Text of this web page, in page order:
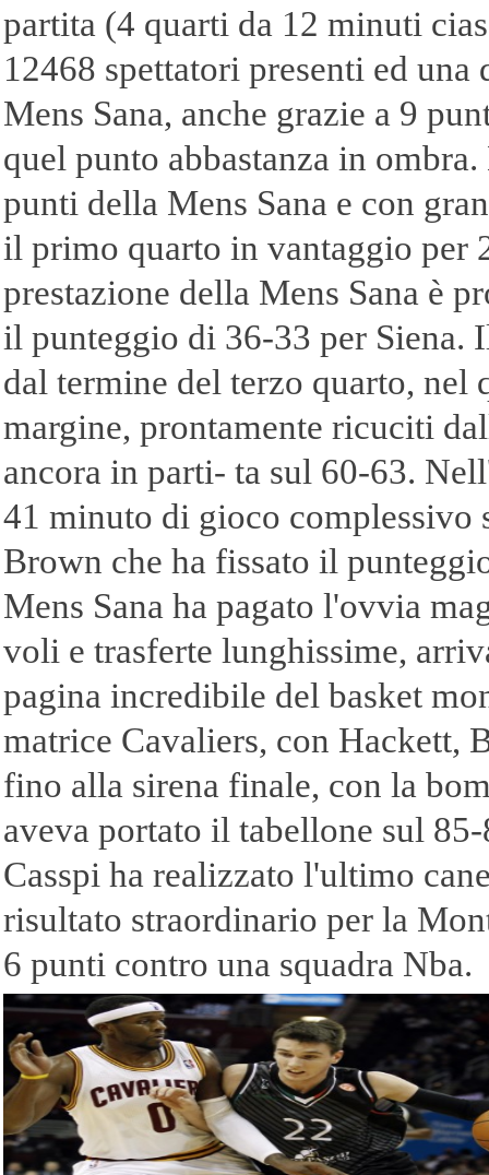
partita (4 quarti da 12 minuti
12468 spettatori presenti ed
Mens Sana, anche grazie a 9
quel punto abbastanza in
punti della Mens Sana e con
il primo quarto in vantaggio per
prestazione della Mens Sana è
il punteggio di 36-33 per Siena.
dal termine del terzo quarto, nel
margine, prontamente ricuciti
ancora in parti- ta sul 60-63.
41 minuto di gioco complessivo
Brown che ha fissato il
Mens Sana ha pagato l'ovvia
voli e trasferte lunghissime,
pagina incredibile del basket
matrice Cavaliers, con Hackett,
fino alla sirena finale, con la
aveva portato il tabellone sul 85-
Casspi ha realizzato l'ultimo
risultato straordinario per la
6 punti contro una squadra Nba.